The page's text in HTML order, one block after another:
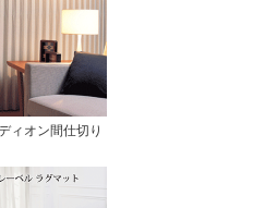
ィオン間仕切り